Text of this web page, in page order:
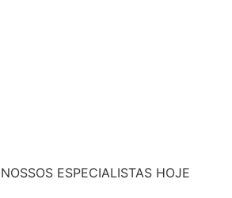
ESPECIALISTAS HOJE